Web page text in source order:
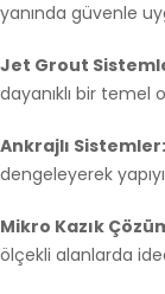
yanında güvenle
Jet Grout
dayanıklı bir temel
Ankrajlı Sistemler:
dengeleyerek
Mikro Kazık
ölçekli alanlarda